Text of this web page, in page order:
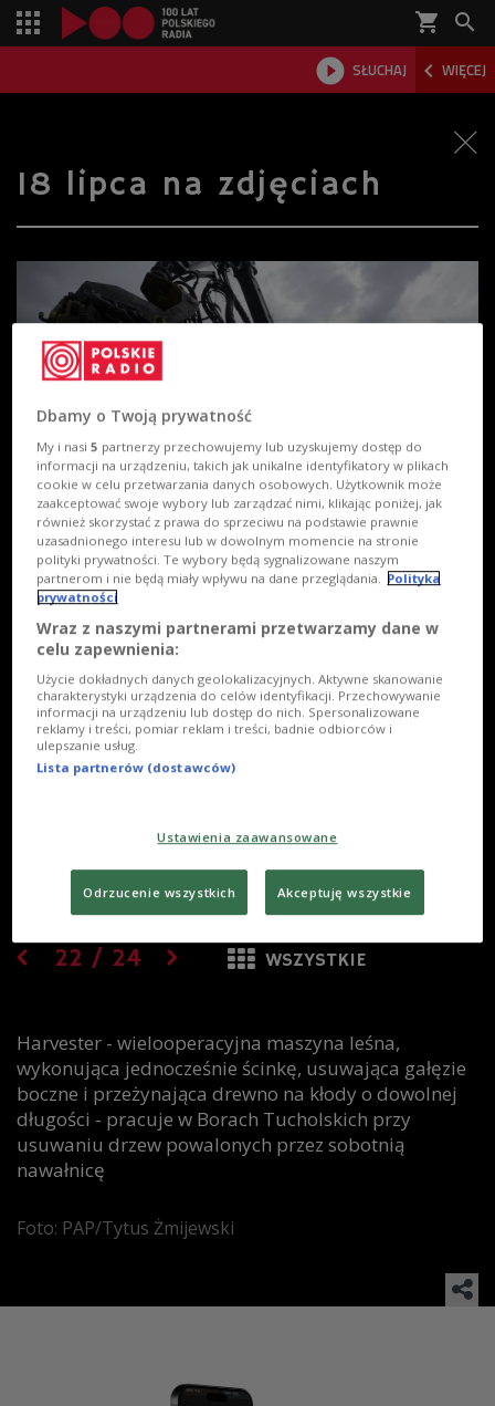
shopping_cart 
 SŁUCHAJ  WIĘCEJ

18 lipca na zdjęciach
22 / 24 WSZYSTKIE
Harvester - wielooperacyjna maszyna leśna,
wykonująca jednocześnie ścinkę, usuwająca gałęzie
boczne i przeżynająca drewno na kłody o dowolnej
długości - pracuje w Borach Tucholskich przy
usuwaniu drzew powalonych przez sobotnią
nawałnicę
Foto: PAP/Tytus Żmijewski
Dbamy o Twoją prywatność
My i nasi5 partnerzy przechowujemy lub uzyskujemy dostęp do
informacji na urządzeniu, takich jak unikalne identyfikatory w plikach
cookie w celu przetwarzania danych osobowych. Użytkownik może
zaakceptować swoje wybory lub zarządzać nimi, klikając poniżej, jak
również skorzystać z prawa do sprzeciwu na podstawie prawnie
uzasadnionego interesu lub w dowolnym momencie na stronie
polityki prywatności. Te wybory będą sygnalizowane naszym
partnerom i nie będą miały wpływu na dane przeglądania. Polityka
prywatności
Wraz z naszymi partnerami przetwarzamy dane w
celu zapewnienia:
Użycie dokładnych danych geolokalizacyjnych. Aktywne skanowanie
charakterystyki urządzenia do celów identyfikacji. Przechowywanie
informacji na urządzeniu lub dostęp do nich. Spersonalizowane
reklamy i treści, pomiar reklam i treści, badnie odbiorców i
ulepszanie usług.
Lista partnerów (dostawców)
Ustawienia zaawansowane
Odrzucenie wszystkich Akceptuję wszystkie